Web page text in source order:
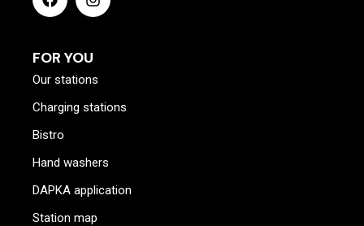
FOR YOU
Our stations
Charging stations
Bistro
Hand washers
DAPKA application
Station map